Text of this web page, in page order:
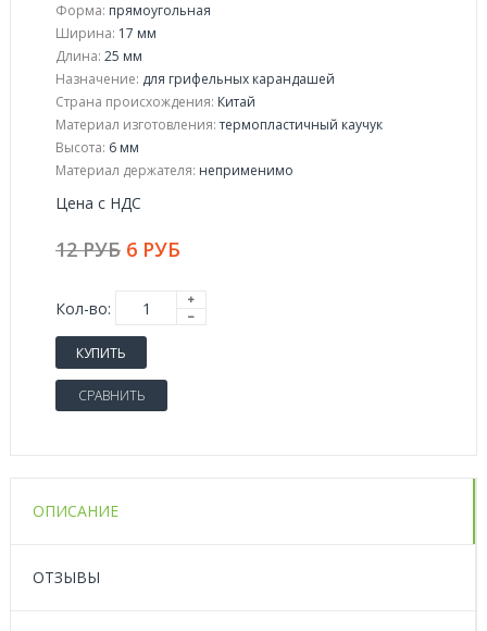
Форма: прямоугольная
Ширина: 17 мм
Длина: 25 мм
Назначение: для грифельных карандашей
Страна происхождения: Китай
Материал изготовления:термопластичный каучук
Высота: 6 мм
Материал держателя: неприменимо
Цена с НДС
12 РУБ 6 РУБ
Кол-во:
КУПИТЬ
СРАВНИТЬ
ОПИСАНИЕ
ОТЗЫВЫ